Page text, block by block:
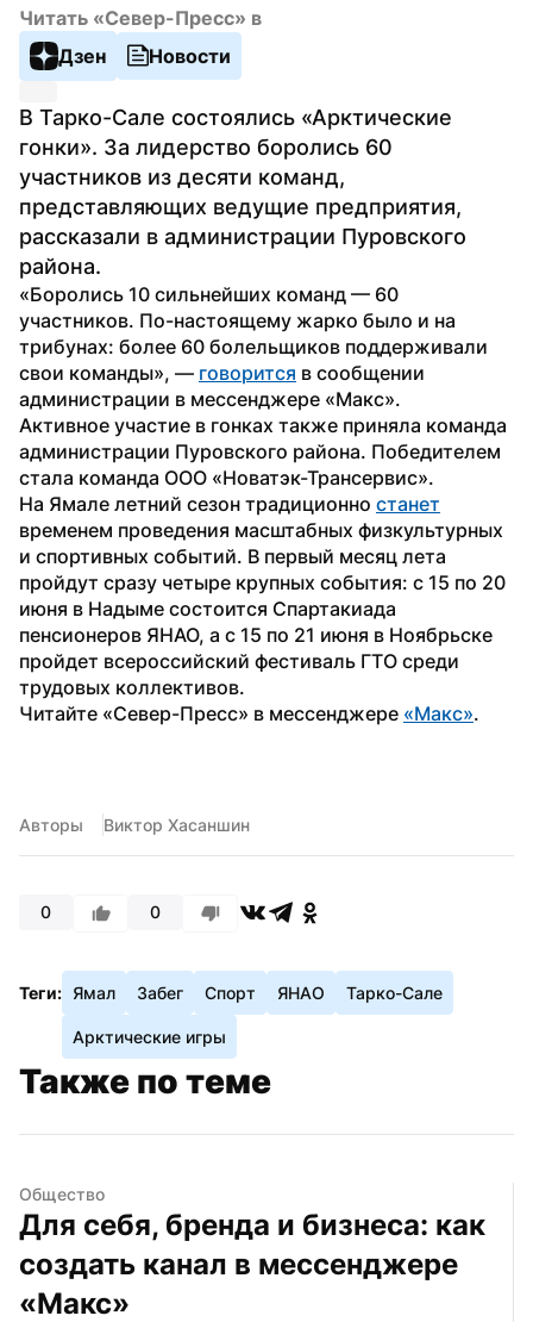
Читать «Север-Пресс» в
Дзен
Новости
В Тарко-Сале состоялись «Арктические
гонки». За лидерство боролись 60
участников из десяти команд,
представляющих ведущие предприятия,
рассказали в администрации Пуровского
района.
«Боролись 10 сильнейших команд — 60
участников. По-настоящему жарко было и на
трибунах: более 60 болельщиков поддерживали
свои команды», — говорится в сообщении
администрации в мессенджере «Макс».
Активное участие в гонках также приняла команда
администрации Пуровского района. Победителем
стала команда ООО «Новатэк-Трансервис».
На Ямале летний сезон традиционно станет
временем проведения масштабных физкультурных
и спортивных событий. В первый месяц лета
пройдут сразу четыре крупных события: с 15 по 20
июня в Надыме состоится Спартакиада
пенсионеров ЯНАО, а с 15 по 21 июня в Ноябрьске
пройдет всероссийский фестиваль ГТО среди
трудовых коллективов.
Читайте «Север-Пресс» в мессенджере «Макс».
Авторы Виктор Хасаншин
0 0
Теги: Ямал Забег Спорт ЯНАО Тарко-Сале
Арктические игры
Также по теме
Общество
Для себя, бренда и бизнеса: как
создать канал в мессенджере
«Макс»